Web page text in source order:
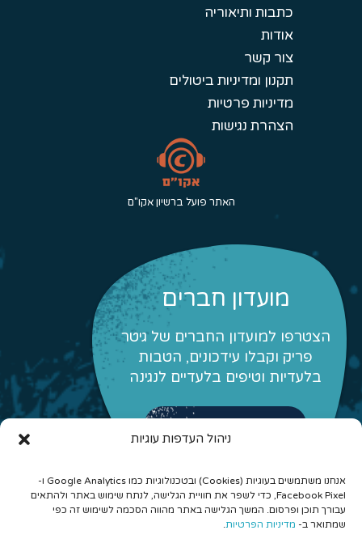
ניהול העדפות עוגיות
אנחנו משתמשים בעוגיות (Cookies) ובטכנולוגיות כמו Google Analytics ו-
Facebook Pixel, כדי לשפר את חוויית הגלישה, לנתח שימוש באתר ולהתאים
עבורך תוכן ופרסום. המשך הגלישה באתר מהווה הסכמה לשימוש זה כפי
שמתואר ב- מדיניות הפרטיות.
כתבות ותיאוריה
אודות
צור קשר
תקנון ומדיניות ביטולים
מדיניות פרטיות
הצהרת נגישות
האתר פועל ברשיון אקו"ם
מועדון חברים
הצטרפו למועדון החברים של גיטר
פריק וקבלו עידכונים, הטבות
בלעדיות וטיפים בלעדיים לנגינה